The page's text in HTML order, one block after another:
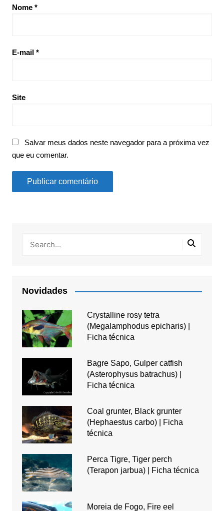
Nome *
E-mail *
Site
Salvar meus dados neste navegador para a próxima vez
que eu comentar.
Novidades
Crystalline rosy tetra
(Megalamphodus epicharis) |
Ficha técnica
Bagre Sapo, Gulper catfish
(Asterophysus batrachus) |
Ficha técnica
Coal grunter, Black grunter
(Hephaestus carbo) | Ficha
técnica
Perca Tigre, Tiger perch
(Terapon jarbua) | Ficha técnica
Moreia de Fogo, Fire eel